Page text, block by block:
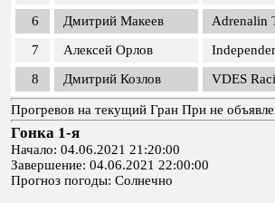
6
Дмитрий Макеев Adrenalin
7
Алексей Орлов
8
Дмитрий Козлов VDES
Прогревов на текущий Гран При не
Гонка 1-я
Начало: 04.06.2021 21:20:00
Завершение: 04.06.2021 22:00:00
Прогноз погоды: Солнечно